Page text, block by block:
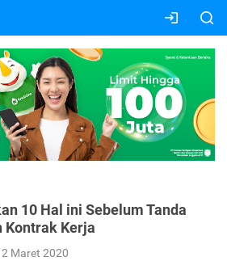
10 Hal ini Sebelum Tanda
Kontrak Kerja
Maret 2020